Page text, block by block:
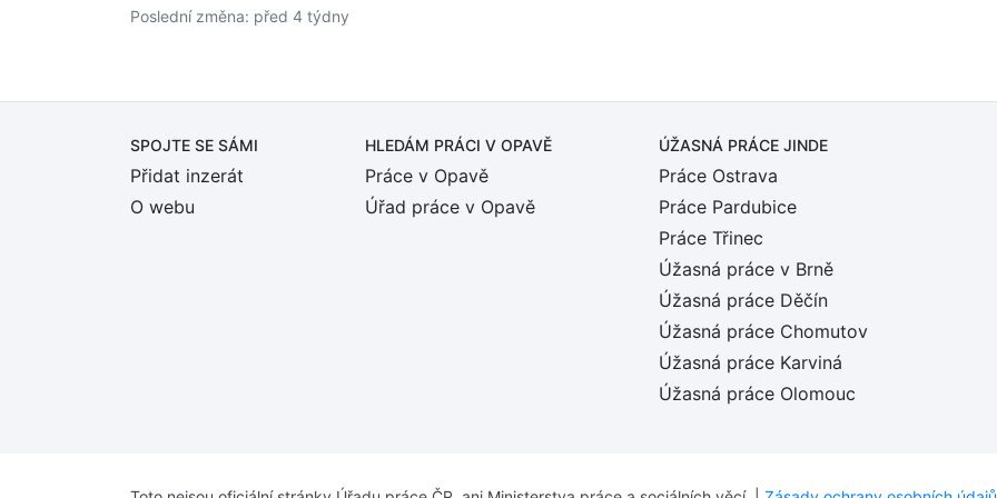
Poslední změna: před 4 týdny
SPOJTE SE SÁMI
Přidat inzerát
O webu
HLEDÁM PRÁCI V OPAVĚ
Práce v Opavě
Úřad práce v Opavě
ÚŽASNÁ PRÁCE JINDE
Práce Ostrava
Práce Pardubice
Práce Třinec
Úžasná práce v Brně
Úžasná práce Děčín
Úžasná práce Chomutov
Úžasná práce Karviná
Úžasná práce Olomouc